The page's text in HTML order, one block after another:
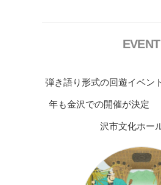
EVENT
弾き語り形式の回遊イベン
年も金沢での開催が決
沢市文化ホー